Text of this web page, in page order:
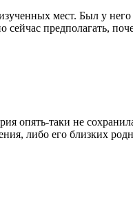
мест. Был у
предполагать,
опять-таки не
либо его близких